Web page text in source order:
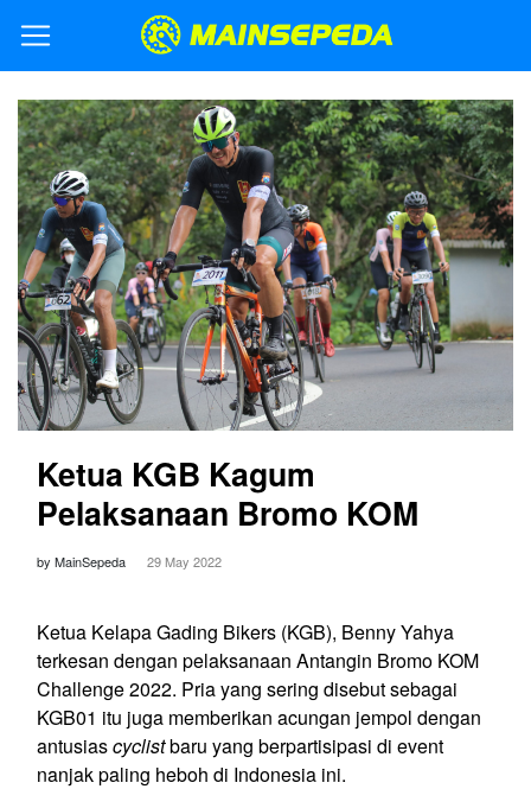
Ketua KGB Kagum
Pelaksanaan Bromo KOM
by MainSepeda 29 May 2022
Ketua Kelapa Gading Bikers (KGB), Benny Yahya
terkesan dengan pelaksanaan Antangin Bromo KOM
Challenge 2022. Pria yang sering disebut sebagai
KGB01 itu juga memberikan acungan jempol dengan
antusiascyclistbaru yang berpartisipasi di event
nanjak paling heboh di Indonesia ini.